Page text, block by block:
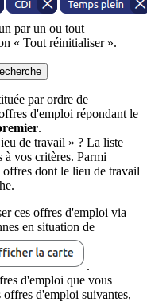
par un ou tout
« Tout réinitialiser ».
par ordre de
d'emploi répondant le
.
de travail » ? La liste
à vos critères. Parmi
offres dont le lieu de travail
ces offres d'emploi via
en situation de
.
d'emploi que vous
d'emploi suivantes,